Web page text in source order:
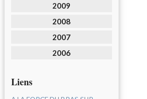
2009
2008
2007
2006
Liens